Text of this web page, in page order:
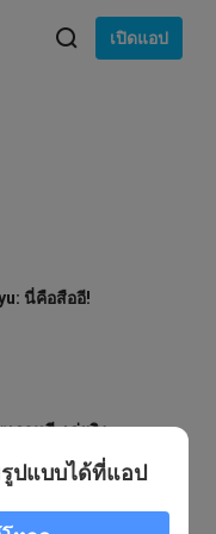
เปิดแอป
นี่คือสืออี!
กาหลี: เล่ยอิง
ปแบบได้ที่แอป